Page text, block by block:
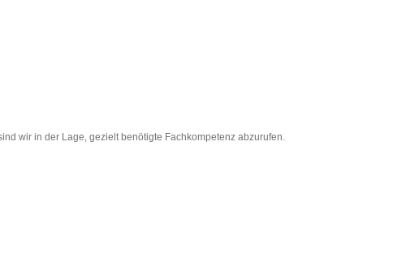
wir in der Lage, gezielt benötigte Fachkompetenz abzurufen.